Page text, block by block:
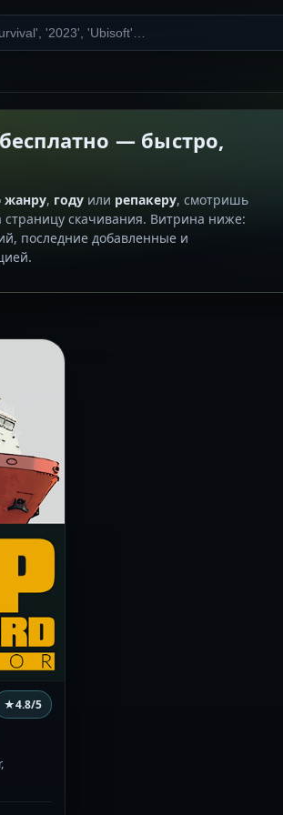
— быстро,
жанру, году или репакеру, смотришь
скачивания. Витрина ниже:
последние добавленные и
★4.8/5